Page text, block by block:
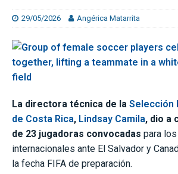
29/05/2026 Angérica Matarrita
La directora técnica de la Selección
de Costa Rica, Lindsay Camila, dio a
de 23 jugadoras convocadas para
internacionales ante El Salvador y
la fecha FIFA de preparación.